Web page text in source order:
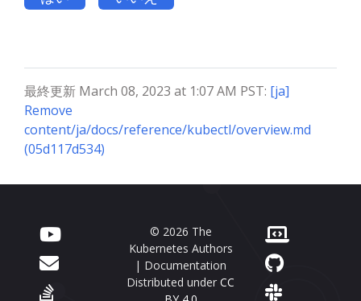
最終更新 March 08, 2023 at 1:07 AM PST: [ja]
Remove
content/ja/docs/reference/kubectl/overview.md
(05d117d534)
© 2026 The
Kubernetes Authors
| Documentation
Distributed under CC